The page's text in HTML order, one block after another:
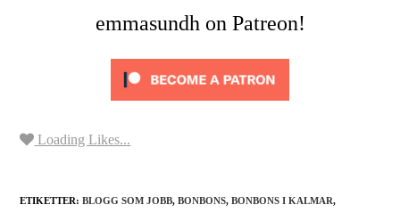
emmasundh on Patreon!
Loading Likes...
ETIKETTER:BLOGG SOM JOBB, BONBONS, BONBONS I KALMAR,